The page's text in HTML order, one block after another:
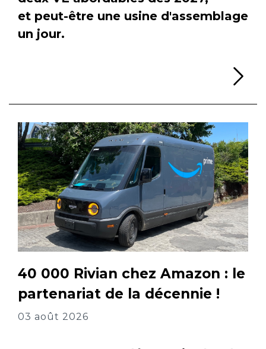
et peut-être une usine d'assemblage
un jour.
40 000 Rivian chez Amazon : le
partenariat de la décennie !
03 août 2026